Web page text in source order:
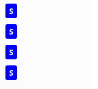
S
S
S
S